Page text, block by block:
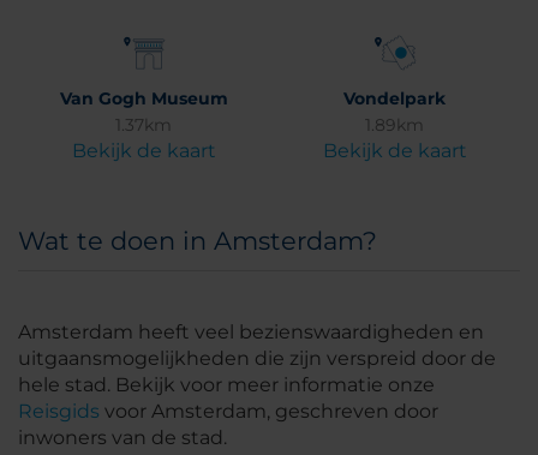
Van Gogh Museum
1.37km
Bekijk de kaart
Vondelpark
1.89km
Bekijk de kaart
Wat te doen in Amsterdam?
Amsterdam heeft veel bezienswaardigheden en
uitgaansmogelijkheden die zijn verspreid door de
hele stad. Bekijk voor meer informatie onze
Reisgids voor Amsterdam, geschreven door
inwoners van de stad.